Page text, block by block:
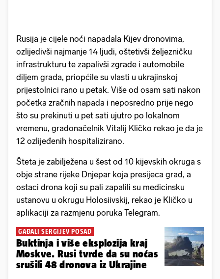
Rusija je cijele noći napadala Kijev dronovima,
ozlijedivši najmanje 14 ljudi, oštetivši željezničku
infrastrukturu te zapalivši zgrade i automobile
diljem grada, priopćile su vlasti u ukrajinskoj
prijestolnici rano u petak. Više od osam sati nakon
početka zračnih napada i neposredno prije nego
što su prekinuti u pet sati ujutro po lokalnom
vremenu, gradonačelnik Vitalij Kličko rekao je da je
12 ozlijeđenih hospitalizirano.
Šteta je zabilježena u šest od 10 kijevskih okruga s
obje strane rijeke Dnjepar koja presijeca grad, a
ostaci drona koji su pali zapalili su medicinsku
ustanovu u okrugu Holosiivskij, rekao je Kličko u
aplikaciji za razmjenu poruka Telegram.
GAĐALI SERGIJEV POSAD
Buktinja i više eksplozija kraj
Moskve. Rusi tvrde da su noćas
srušili 48 dronova iz Ukrajine